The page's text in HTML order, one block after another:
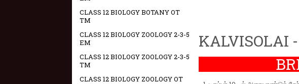
KALVISOLAI
CLASS 12 BIOLOGY BOTANY OT
TM
CLASS 12 BIOLOGY ZOOLOGY 2-3-5
EM
CLASS 12 BIOLOGY ZOOLOGY 2-3-5
TM
CLASS 12 BIOLOGY ZOOLOGY OT